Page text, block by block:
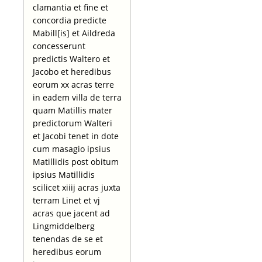
clamantia et fine et
concordia predicte
Mabill[is] et Aildreda
concesserunt
predictis Waltero et
Jacobo et heredibus
eorum xx acras terre
in eadem villa de terra
quam Matillis mater
predictorum Walteri
et Jacobi tenet in dote
cum masagio ipsius
Matillidis post obitum
ipsius Matillidis
scilicet xiiij acras juxta
terram Linet et vj
acras que jacent ad
Lingmiddelberg
tenendas de se et
heredibus eorum